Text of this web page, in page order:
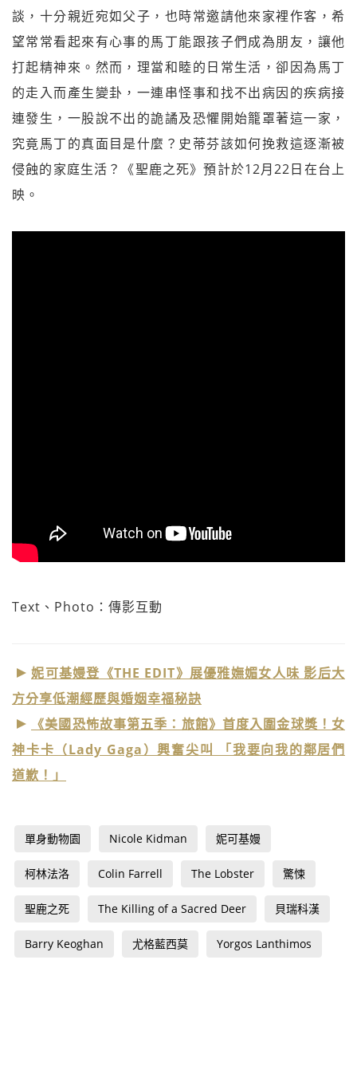
談，十分親近宛如父子，也時常邀請他來家裡作客，希
望常常看起來有心事的馬丁能跟孩子們成為朋友，讓他
打起精神來。然而，理當和睦的日常生活，卻因為馬丁
的走入而產生變卦，一連串怪事和找不出病因的疾病接
連發生，一股說不出的詭譎及恐懼開始籠罩著這一家，
究竟馬丁的真面目是什麼？史蒂芬該如何挽救這逐漸被
侵蝕的家庭生活？《聖鹿之死》預計於12月22日在台上
映。
Text、Photo：傳影互動
妮可基嫚登《THE EDIT》展優雅嫵媚女人味 影后大
方分享低潮經歷與婚姻幸福秘訣
《美國恐怖故事第五季：旅館》首度入圍金球獎！女
神卡卡（Lady Gaga）興奮尖叫 「我要向我的鄰居們
道歉！」
單身動物園 Nicole Kidman 妮可基嫚
柯林法洛 Colin Farrell The Lobster 驚悚
聖鹿之死 The Killing of a Sacred Deer 貝瑞科漢
Barry Keoghan 尤格藍西莫 Yorgos Lanthimos